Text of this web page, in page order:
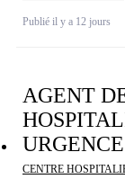
Publié il y a 12 jours
AGENT
CENTRE